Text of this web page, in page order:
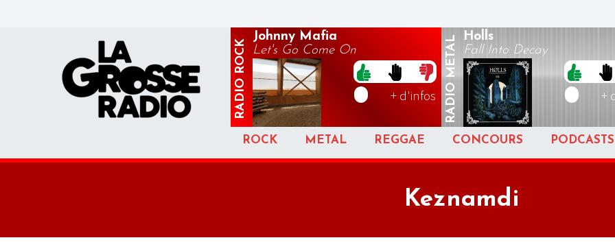
RADIO
ROCK
Johnny Mafia
Let's Go Come On
+ d'infos RADIO
METAL Holls
Fall Into Decay
+
ROCK METAL REGGAE CONCOURS PODCASTS
Keznamdi